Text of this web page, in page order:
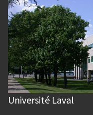
Université Laval